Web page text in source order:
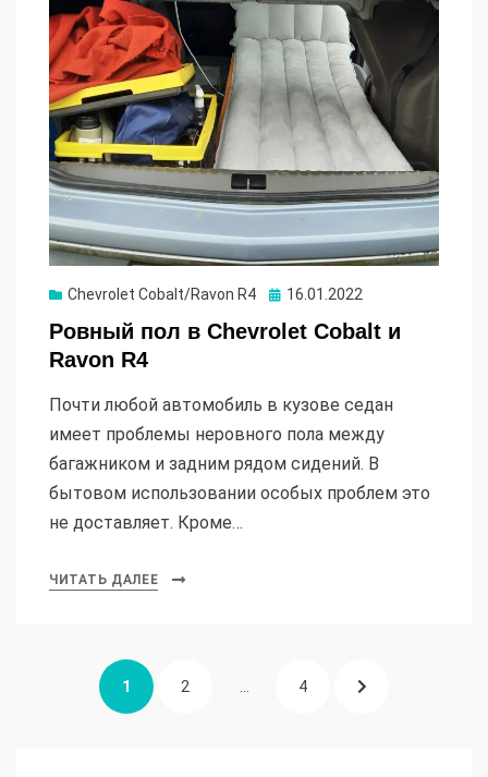
Chevrolet Cobalt/Ravon R4 Опубликовано
16.01.2022
Ровный пол в Chevrolet Cobalt и
Ravon R4
Почти любой автомобиль в кузове седан
имеет проблемы неровного пола между
багажником и задним рядом сидений. В
бытовом использовании особых проблем это
не доставляет. Кроме…
ЧИТАТЬ ДАЛЕЕ
Пагинация
записей
СТРАНИЦА
1 СТРАНИЦА
2 … СТРАНИЦА
4 СЛЕДУЮЩАЯ